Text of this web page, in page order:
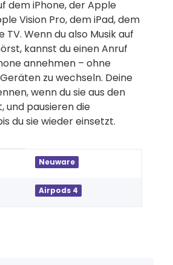
dem iPhone, der Apple
Vision Pro, dem iPad, dem
TV. Wenn du also Musik auf
kannst du einen Anruf
annehmen – ohne
zu wechseln. Deine
wenn du sie aus den
und pausieren die
du sie wieder einsetzt.
Neuware
Airpods 4